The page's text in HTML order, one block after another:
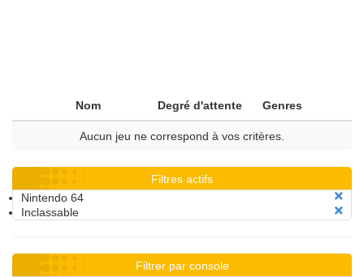
Nom Degré d'attente Genres
Aucun jeu ne correspond à vos critères.
Filtres actifs
Nintendo 64
Inclassable
Filtrer par console